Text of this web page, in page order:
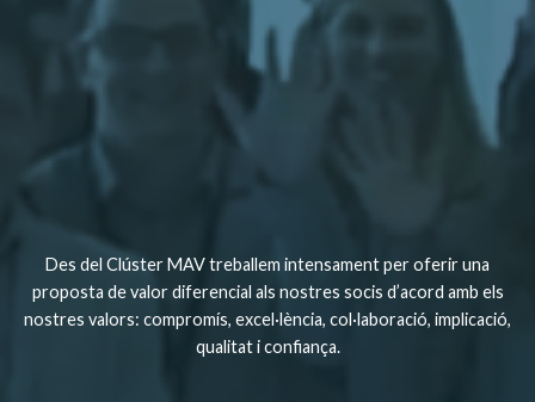
Des del Clúster MAV treballem intensament per oferir una
proposta de valor diferencial als nostres socis d’acord amb els
nostres valors: compromís, excel·lència, col·laboració, implicació,
qualitat i confiança.